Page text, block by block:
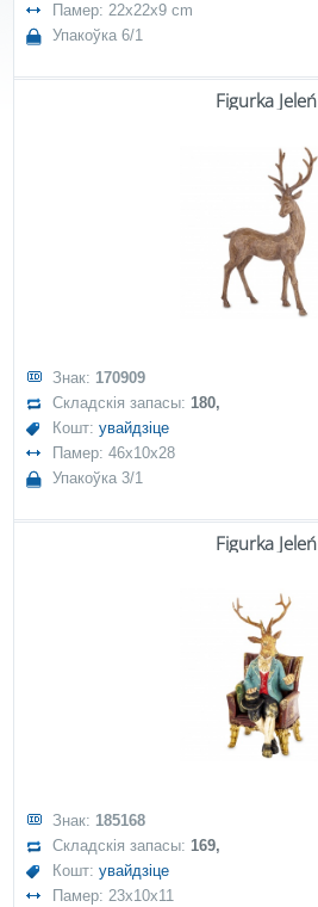
Памер: 22x22x9 cm
Упакоўка 6/1
Figurka Jeleń
Знак: 170909
Складскія запасы:180,
Кошт:увайдзіце
Памер: 46x10x28
Упакоўка 3/1
Figurka Jeleń
Знак: 185168
Складскія запасы:169,
Кошт:увайдзіце
Памер: 23x10x11